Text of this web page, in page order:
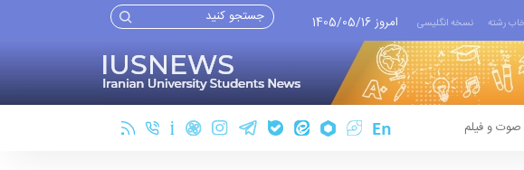
رشته نسخه انگلیسی امروز 1405/05/16
صوت و فیلم